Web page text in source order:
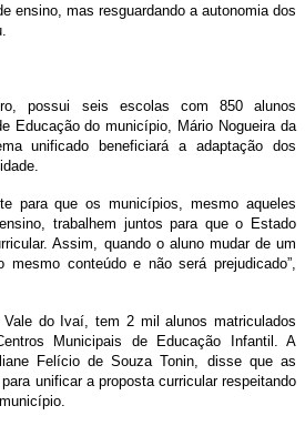
ensino, mas resguardando a autonomia dos
possui seis escolas com 850 alunos
Educação do município, Mário Nogueira da
unificado beneficiará a adaptação dos
para que os municípios, mesmo aqueles
trabalhem juntos para que o Estado
Assim, quando o aluno mudar de um
conteúdo e não será prejudicado”,
do Ivaí, tem 2 mil alunos matriculados
Municipais de Educação Infantil. A
Felício de Souza Tonin, disse que as
unificar a proposta curricular respeitando